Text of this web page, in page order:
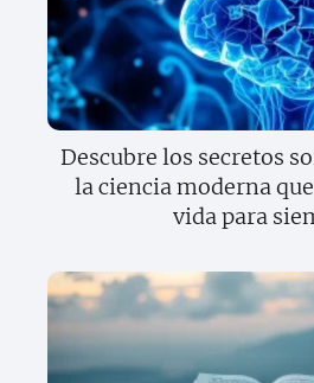
Descubre los secretos
la ciencia moderna
vida para